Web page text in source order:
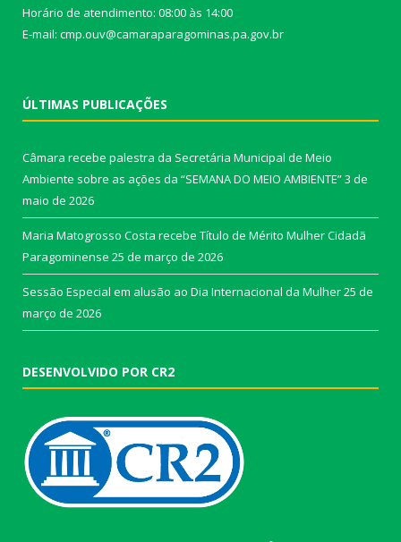
Horário de atendimento: 08:00 às 14:00
E-mail: cmp.ouv@camaraparagominas.pa.gov.br
ÚLTIMAS PUBLICAÇÕES
Câmara recebe palestra da Secretária Municipal de Meio
Ambiente sobre as ações da “SEMANA DO MEIO AMBIENTE”3 de
maio de 2026
Maria Matogrosso Costa recebe Título de Mérito Mulher Cidadã
Paragominense 25 de março de 2026
Sessão Especial em alusão ao Dia Internacional da Mulher25 de
março de 2026
DESENVOLVIDO POR CR2